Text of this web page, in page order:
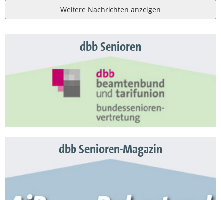
Weitere Nachrichten anzeigen
dbb Senioren
dbb Senioren-Magazin